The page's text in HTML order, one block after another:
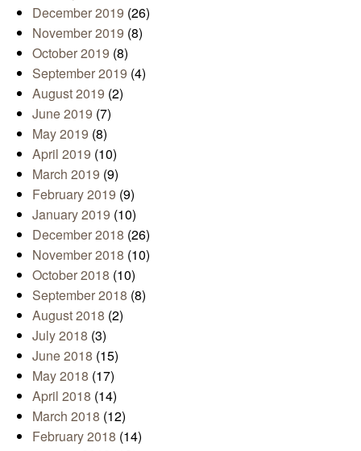
December 2019 (26)
November 2019 (8)
October 2019 (8)
September 2019 (4)
August 2019 (2)
June 2019 (7)
May 2019 (8)
April 2019 (10)
March 2019 (9)
February 2019 (9)
January 2019 (10)
December 2018 (26)
November 2018 (10)
October 2018 (10)
September 2018 (8)
August 2018 (2)
July 2018 (3)
June 2018 (15)
May 2018 (17)
April 2018 (14)
March 2018 (12)
February 2018 (14)